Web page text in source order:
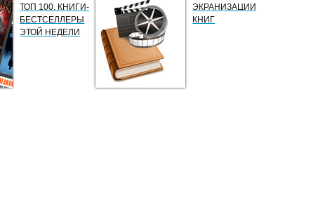
ТОП 100. КНИГИ-
БЕСТСЕЛЛЕРЫ
ЭТОЙ НЕДЕЛИ
ЭКРАНИЗАЦИИ
КНИГ